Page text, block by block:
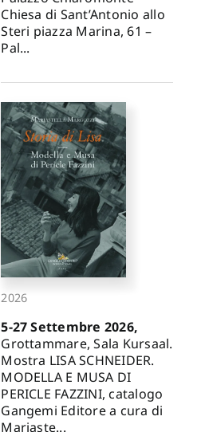
Chiesa di Sant’Antonio allo
Steri piazza Marina, 61 –
Pal...
2026
5-27 Settembre 2026,
Grottammare, Sala Kursaal.
Mostra LISA SCHNEIDER.
MODELLA E MUSA DI
PERICLE FAZZINI, catalogo
Gangemi Editore a cura di
Mariaste...